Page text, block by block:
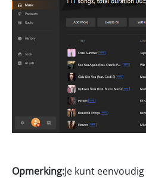
Opmerking:Je kunt